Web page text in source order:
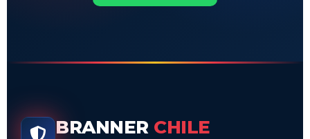
BRANNER CHILE